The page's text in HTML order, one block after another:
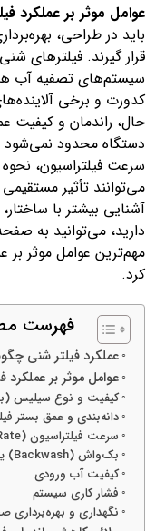
عوامل موثر بر عملکرد
باید در طراحی،
قرار گیرند. فیلترهای
سیستم‌های تصفیه آب
کدورت و برخی
حال، راندمان و کیفیت
دستگاه محدود نمی‌شود
سرعت فیلتراسیون،
می‌توانند تأثیر
آشنایی بیشتر با
دارید، می‌توانید به
مهم‌ترین عوامل موثر بر
کرد.
فهرست
عملکرد فیلتر شنی
عوامل موثر بر عملکرد
کیفیت و نوع سیلیس
دانه‌بندی و عمق بستر
سرعت فیلتراسیون (Flow Rate)
بک‌واش (Backwash) یا شستشوی معکوس
کیفیت آب ورودی
فشار کاری سیستم
نگهداری و بهره‌برداری